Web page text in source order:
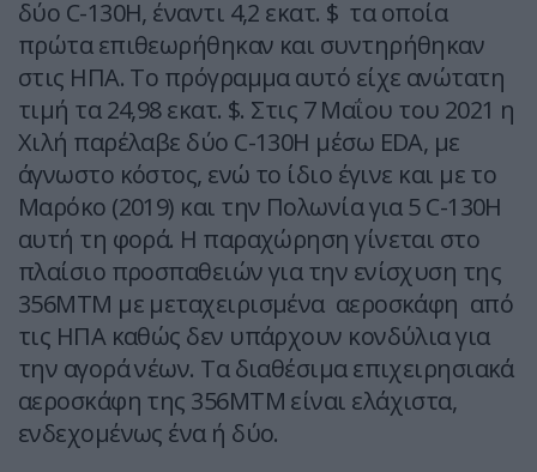
δύο C-130H, έναντι 4,2 εκατ. $ τα οποία
πρώτα επιθεωρήθηκαν και συντηρήθηκαν
στις ΗΠΑ. Το πρόγραμμα αυτό είχε ανώτατη
τιμή τα 24,98 εκατ. $. Στις 7 Μαΐου του 2021 η
Χιλή παρέλαβε δύο C-130H μέσω EDA, με
άγνωστο κόστος, ενώ το ίδιο έγινε και με το
Μαρόκο (2019) και την Πολωνία για 5 C-130H
αυτή τη φορά. Η παραχώρηση γίνεται στο
πλαίσιο προσπαθειών για την ενίσχυση της
356ΜΤΜ με μεταχειρισμένα αεροσκάφη από
τις ΗΠΑ καθώς δεν υπάρχουν κονδύλια για
την αγορά νέων. Τα διαθέσιμα επιχειρησιακά
αεροσκάφη της 356ΜΤΜ είναι ελάχιστα,
ενδεχομένως ένα ή δύο.